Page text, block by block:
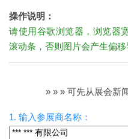
操作说明：
请使用谷歌浏览器，浏览器
滚动条，否则图片会产生偏移
» » » 可先从展会新
1. 输入参展商名称：